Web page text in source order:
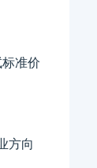
准价
方向